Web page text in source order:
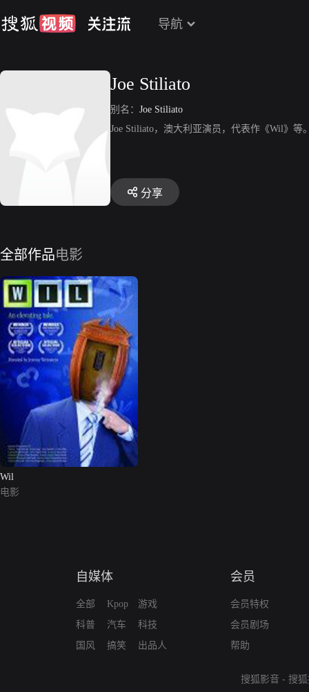
导航
Joe Stiliato
别名： Joe Stiliato
Joe Stiliato，澳大利亚演员，代表作《Wil》等
分享
全部作品电影
Wil
电影
自媒体
全部
科普
国风
Kpop
汽车
搞笑
游戏
科技
出品人
会员
会员特权
会员剧场
帮助
搜狐影音 - 搜